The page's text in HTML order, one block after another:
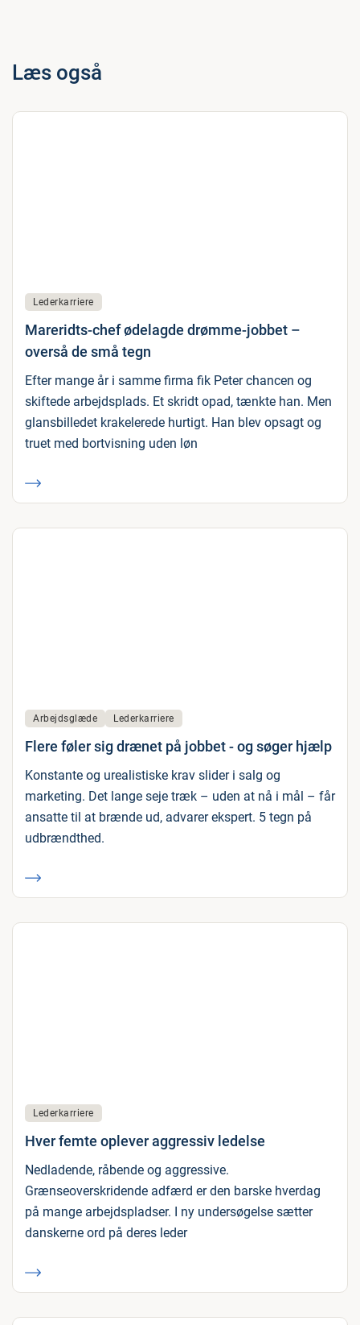
Læs også
Lederkarriere
Mareridts-chef ødelagde drømme-jobbet –
overså de små tegn
Efter mange år i samme firma fik Peter chancen og
skiftede arbejdsplads. Et skridt opad, tænkte han. Men
glansbilledet krakelerede hurtigt. Han blev opsagt og
truet med bortvisning uden løn
Arbejdsglæde Lederkarriere
Flere føler sig drænet på jobbet - og søger hjælp
Konstante og urealistiske krav slider i salg og
marketing. Det lange seje træk – uden at nå i mål – får
ansatte til at brænde ud, advarer ekspert. 5 tegn på
udbrændthed.
Lederkarriere
Hver femte oplever aggressiv ledelse
Nedladende, råbende og aggressive.
Grænseoverskridende adfærd er den barske hverdag
på mange arbejdspladser. I ny undersøgelse sætter
danskerne ord på deres leder